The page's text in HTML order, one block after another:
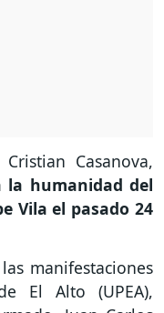
Casanova,
humanidad del
Vila el pasado 24
manifestaciones
El Alto (UPEA),